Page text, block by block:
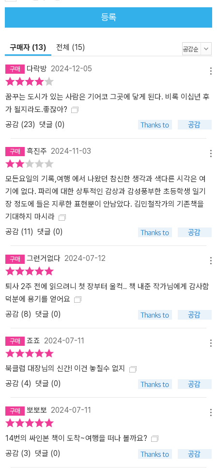
등록
구매자 (13) 전체 (15)
다락방 2024-12-05
꿈꾸는 도시가 있는 사람은 기어코 그곳에 닿게 된다. 비록 이십년 후
가 될지라도.좋잖아?
공감 (23) 댓글 (0)
흑진주 2024-11-03
모든요일의 기록,여행 에서 나왔던 참신한 생각과 색다른 시각은 여
기에 없다. 파리에 대한 상투적인 감상과 감성풍부한 초등학생 일기
장 정도에 들은 지루한 표현뿐이 안남았다. 김민철작가의 기존책을
기대하지 마시라
공감 (11 ) 댓글 (0)
그런거없다 2024-07-12
퇴사 2주 전에 읽으려니 첫 장부터 울컥.. 책 내준 작가님에게 감사함
덕분에 용기를 얻어요
공감 (8) 댓글 (0)
죠죠 2024-07-11
북클럽 대장님의 신간! 이건 놓칠수 없지
공감 (4) 댓글 (0)
뽀뽀뽀 2024-07-11
14번의 싸인본 책이 도착~여행을 떠나 볼까요?
공감 (3) 댓글 (0)